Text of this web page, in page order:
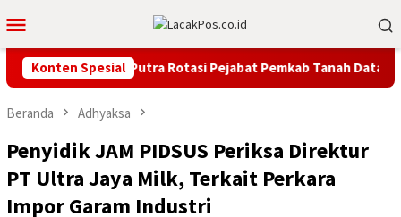
ke
kontenMobile
Konten Spesial
Bupati Eka Putra Rotasi Pejabat Pemkab Tanah Datar,
Beranda Adhyaksa
Penyidik JAM PIDSUS Periksa Direktur
PT Ultra Jaya Milk, Terkait Perkara
Impor Garam Industri